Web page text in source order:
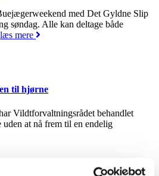
med Det Gyldne Slip
søndag. Alle kan deltage både
læs mere
til hjørne
Vildtforvaltningsrådet behandlet
uden at nå frem til en endelig